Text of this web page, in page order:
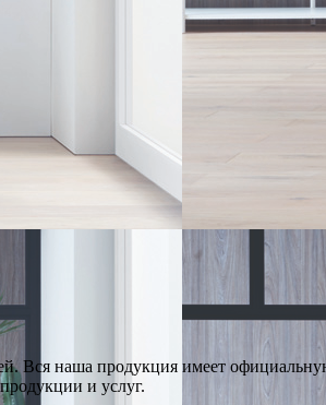
Вся наша продукция имеет
и услуг.